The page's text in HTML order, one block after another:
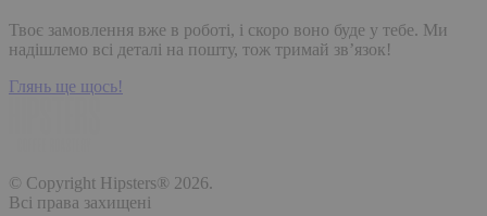
Твоє замовлення вже в роботі, і скоро воно буде у тебе. Ми
надішлемо всі деталі на пошту, тож тримай зв’язок!
Глянь ще щось!
© Copyright Hipsters® 2026.
Всі права захищені